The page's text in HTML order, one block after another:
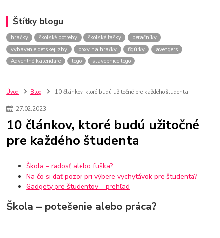
Štítky blogu
hračky školské potreby školské tašky
peračníky
vybavenie detskej izby
boxy na hračky figúrky
avengers
Adventné kalendáre
lego stavebnice lego
Úvod Blog 10 článkov, ktoré budú užitočné pre každého študenta
27.02.2023
10 článkov, ktoré budú užitočné
pre každého študenta
Škola – radosť alebo fuška?
Na čo si dať pozor pri výbere vychytávok pre študenta?
Gadgety pre študentov – prehľad
Škola – potešenie alebo práca?